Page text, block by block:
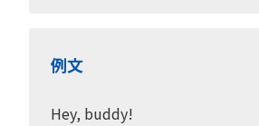
例文
Hey, buddy!